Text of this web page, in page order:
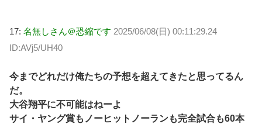
17: 名無しさん＠恐縮です 2025/06/08(日) 00:11:29.24
ID:AVj5/UH40
今までどれだけ俺たちの予想を超えてきたと思ってるん
だ。
大谷翔平に不可能はねーよ
サイ・ヤング賞もノーヒットノーランも完全試合も60本